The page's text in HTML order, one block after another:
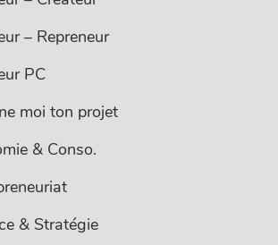
– Repreneur
PC
moi ton projet
& Conso.
& Stratégie